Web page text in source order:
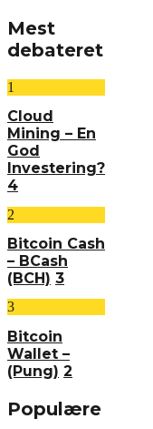
Mest
debateret
1
Cloud
Mining – En
God
Investering?
4
2
Bitcoin Cash
– BCash
(BCH) 3
3
Bitcoin
Wallet –
(Pung) 2
Populære